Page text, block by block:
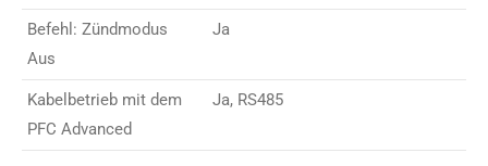
Befehl: Zündmodus
Aus
Ja
Kabelbetrieb mit dem
PFC Advanced
Ja, RS485